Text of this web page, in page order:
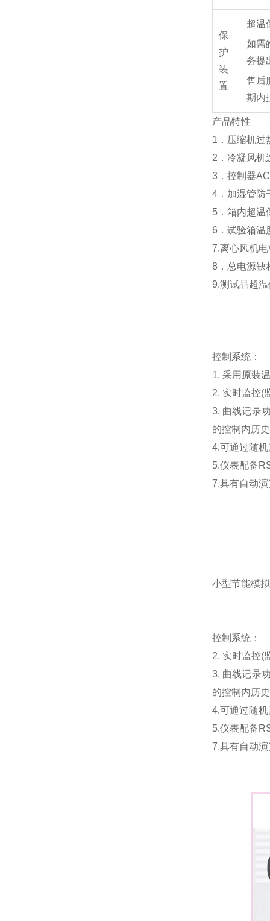
保
护
装
置
超温
如需
务提
售后
期内
产品特性
1．压缩机过
2．冷凝风机
3．控制器
4．加湿管防
5．箱内超温
6．试验箱温
7.离心风机
8．总电源缺
9.测试品超
控制系统：
1. 采用原装
2. 实时监控(
3. 曲线记录
的控制内历
4.可通过随
5.仪表配备
7.具有自动
小型节能模
控制系统：
2. 实时监控(
3. 曲线记录
的控制内历
4.可通过随
5.仪表配备
7.具有自动